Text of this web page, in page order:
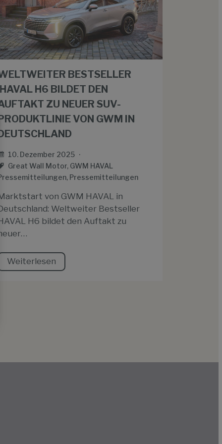
BESTSELLER
HAVAL H6 BILDET DEN
ZU NEUER SUV-
VON GWM IN
10. Dezember 2025
Great Wall Motor, GWM HAVAL
, Pressemitteilungen
von GWM HAVAL in
Weltweiter Bestseller
H6 bildet den Auftakt zu
Weiterlesen